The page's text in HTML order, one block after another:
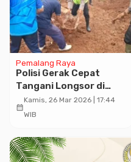
Pemalang Raya
Polisi Gerak Cepat
Tangani Longsor di
Kajen, Akses Jalan
Warga Kembali Normal
calendar_month
Kamis, 26 Mar 2026 | 17:44
WIB